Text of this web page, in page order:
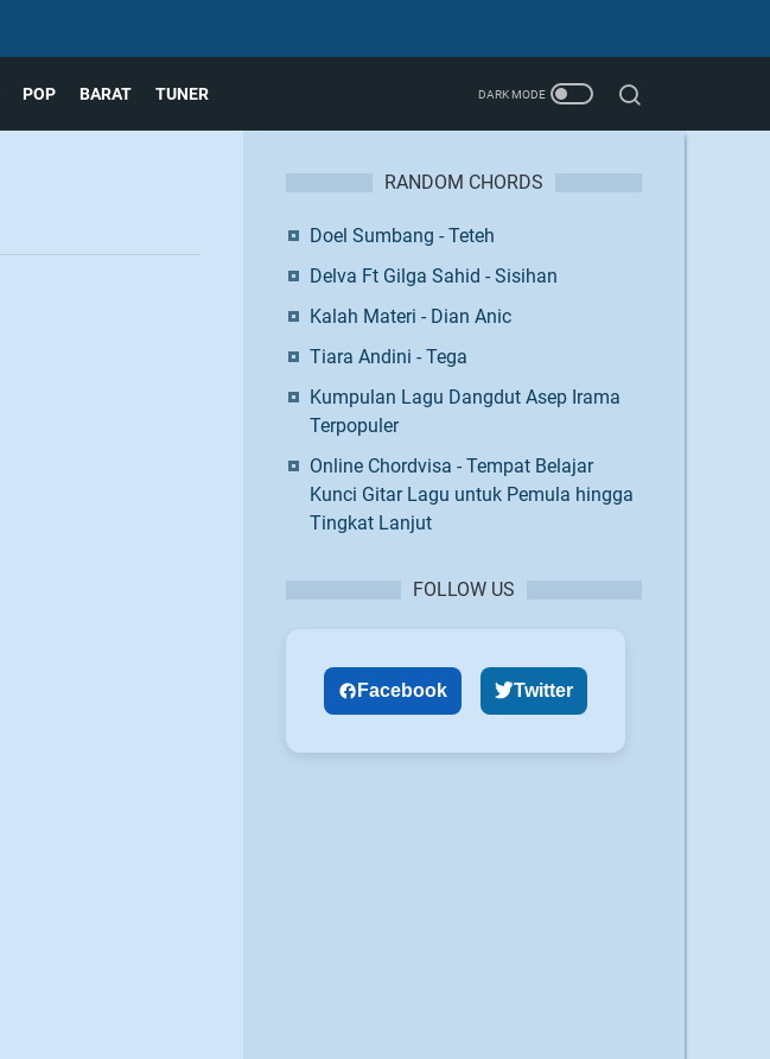
POP BARAT TUNER
RANDOM CHORDS
Doel Sumbang - Teteh
Delva Ft Gilga Sahid - Sisihan
Kalah Materi - Dian Anic
Tiara Andini - Tega
Kumpulan Lagu Dangdut Asep Irama
Terpopuler
Online Chordvisa - Tempat Belajar
Kunci Gitar Lagu untuk Pemula hingga
Tingkat Lanjut
FOLLOW US
Facebook Twitter